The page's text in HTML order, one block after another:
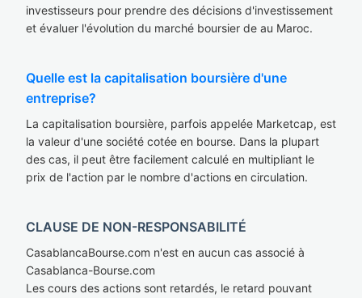
investisseurs pour prendre des décisions d'investissement
et évaluer l'évolution du marché boursier de au Maroc.
Quelle est la capitalisation boursière d'une
entreprise?
La capitalisation boursière, parfois appelée Marketcap, est
la valeur d'une société cotée en bourse. Dans la plupart
des cas, il peut être facilement calculé en multipliant le
prix de l'action par le nombre d'actions en circulation.
CLAUSE DE NON-RESPONSABILITÉ
CasablancaBourse.com n'est en aucun cas associé à
Casablanca-Bourse.com
Les cours des actions sont retardés, le retard pouvant